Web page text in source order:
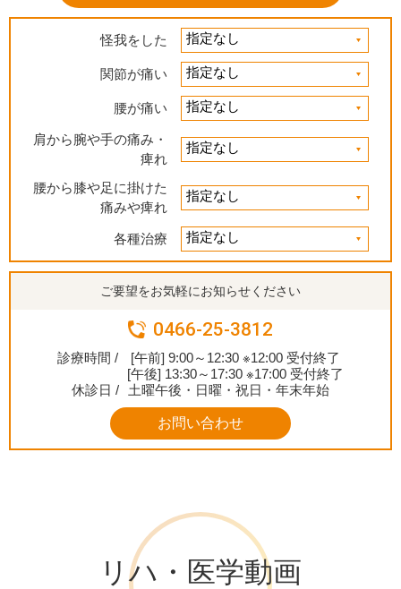
怪我をした
関節が痛い
腰が痛い
肩から腕や手の痛み・
痺れ
腰から膝や足に掛けた
痛みや痺れ
各種治療
ご要望をお気軽にお知らせください
0466-25-3812
診療時間 /
[午前] 9:00～12:30 ※12:00 受付終了
[午後] 13:30～17:30 ※17:00 受付終了
休診日 /
土曜午後・日曜・祝日・年末年始
お問い合わせ
リハ・医学動画